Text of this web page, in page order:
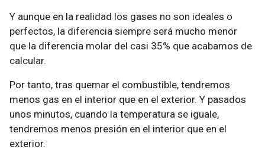
Y aunque en la realidad los gases no son ideales o
perfectos, la diferencia siempre será mucho menor
que la diferencia molar del casi 35% que acabamos de
calcular.
Por tanto, tras quemar el combustible, tendremos
menos gas en el interior que en el exterior. Y pasados
unos minutos, cuando la temperatura se iguale,
tendremos menos presión en el interior que en el
exterior.